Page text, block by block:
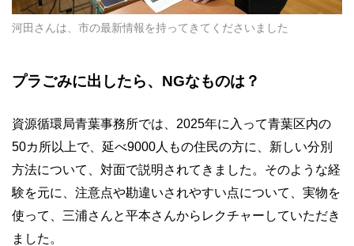
河田さんは、市の最新情報を持ってきてくださいました
プラごみに出したら、NGなものは？
資源循環局青葉事務所では、2025年に入って青葉区内の
50カ所以上で、延べ9000人もの住民の方に、新しい分別
方法について、対面で説明されてきました。そのような経
験を元に、注意点や勘違いされやすい点について、実物を
使って、三浦さんと平本さんからレクチャーしていただき
ました。